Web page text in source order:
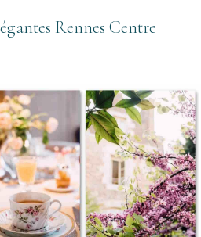
Rennes Centre